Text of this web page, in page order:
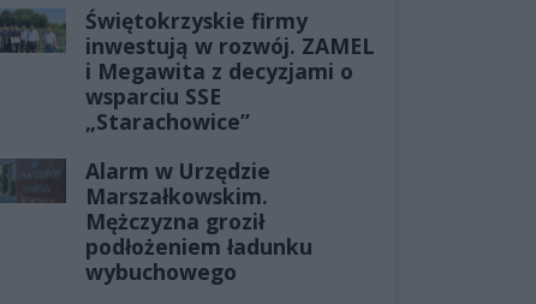
Świętokrzyskie firmy
inwestują w rozwój. ZAMEL
i Megawita z decyzjami o
wsparciu SSE
„Starachowice”
Alarm w Urzędzie
Marszałkowskim.
Mężczyzna groził
podłożeniem ładunku
wybuchowego